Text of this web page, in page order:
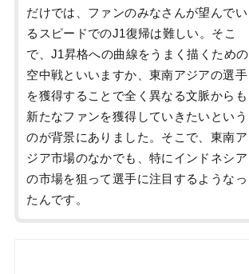
だけでは、ファンのみなさんが望んでい
るスピードでのJ1復帰は難しい。そこ
で、J1昇格への曲線をうまく描くための
空中戦といいますか、東南アジアの選手
を獲得することで全く異なる文脈からも
新たなファンを獲得していきたいという
のが背景にありました。そこで、東南ア
ジア市場のなかでも、特にインドネシア
の市場を狙って選手に注目するようなっ
たんです。